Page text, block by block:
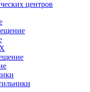
центров